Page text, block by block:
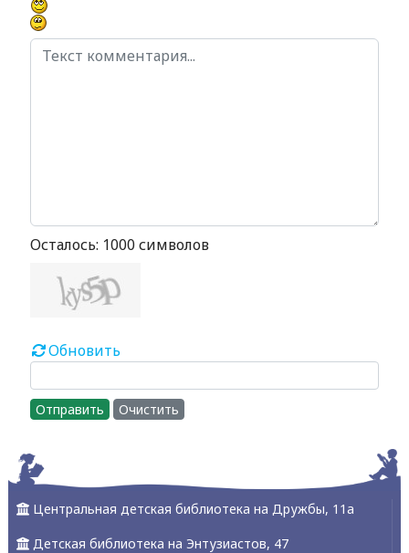
Осталось: 1000 символов
Обновить
Отправить Очистить
Центральная детская библиотека на Дружбы, 11а
Детская библиотека на Энтузиастов, 47